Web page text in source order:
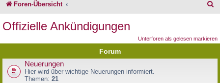
Foren-Übersicht
e
Offizielle Ankündigungen
Unterforen als gelesen markieren
Forum
Neuerungen
Hier wird über wichtige Neuerungen informiert.
Themen: 21